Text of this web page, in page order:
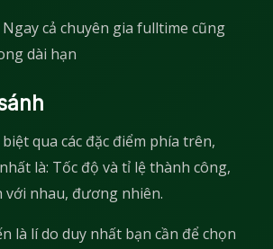
cả chuyên gia fulltime cũng
dài hạn
qua các đặc điểm phía trên,
là: Tốc độ và tỉ lệ thành công,
với nhau, đương nhiên.
là lí do duy nhất bạn cần để chọn